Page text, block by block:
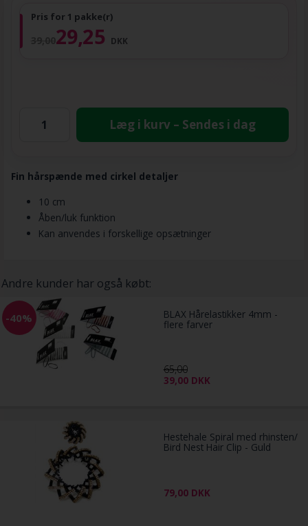
Pris for 1 pakke(r)
29,25 DKK
Læg i kurv – Sendes i dag
Fin hårspænde med cirkel detaljer
10 cm
Åben/luk funktion
Kan anvendes i forskellige opsætninger
Andre kunder har også købt:
-40% BLAX Hårelastikker 4mm -
flere farver
65,00
39,00 DKK
Hestehale Spiral med rhinsten/
Bird Nest Hair Clip - Guld
79,00 DKK